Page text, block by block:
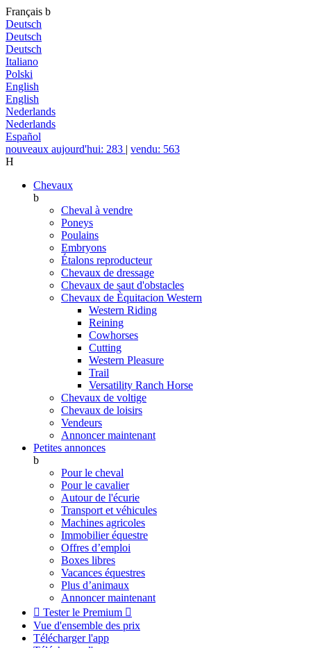
Français b
Deutsch
Deutsch
Deutsch
Italiano
Polski
English
English
Nederlands
Nederlands
Español
nouveaux aujourd'hui: 283 | vendu: 563
H
Chevaux
b
Cheval à vendre
Poneys
Poulains
Embryons
Étalons reproducteur
Chevaux de dressage
Chevaux de saut d'obstacles
Chevaux de Èquitacion Western
Western Riding
Reining
Cowhorses
Cutting
Western Pleasure
Trail
Versatility Ranch Horse
Chevaux de voltige
Chevaux de loisirs
Vendeurs
Annoncer maintenant
Petites annonces
b
Pour le cheval
Pour le cavalier
Autour de l'écurie
Transport et véhicules
Machines agricoles
Immobilier équestre
Offres d’emploi
Boxes libres
Vacances équestres
Plus d’animaux
Annoncer maintenant
 Tester le Premium 
Vue d'ensemble des prix
Télécharger l'app